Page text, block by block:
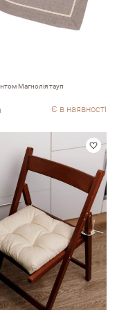
Магнолія тауп
Є в наявності